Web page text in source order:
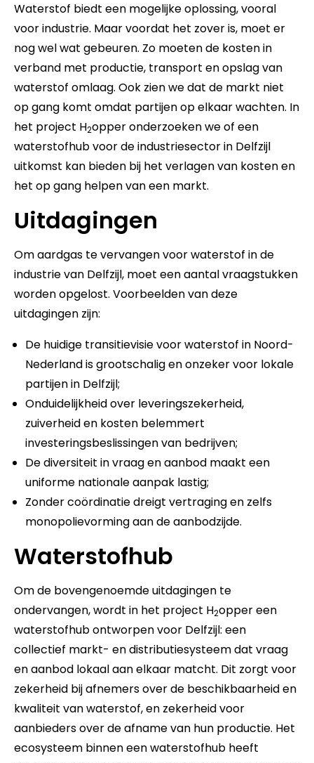
Waterstof biedt een mogelijke oplossing, vooral
voor industrie. Maar voordat het zover is, moet er
nog wel wat gebeuren. Zo moeten de kosten in
verband met productie, transport en opslag van
waterstof omlaag. Ook zien we dat de markt niet
op gang komt omdat partijen op elkaar wachten. In
het project H2opper onderzoeken we of een
waterstofhub voor de industriesector in Delfzijl
uitkomst kan bieden bij het verlagen van kosten en
het op gang helpen van een markt.
Uitdagingen
Om aardgas te vervangen voor waterstof in de
industrie van Delfzijl, moet een aantal vraagstukken
worden opgelost. Voorbeelden van deze
uitdagingen zijn:
De huidige transitievisie voor waterstof in Noord-
Nederland is grootschalig en onzeker voor lokale
partijen in Delfzijl;
Onduidelijkheid over leveringszekerheid,
zuiverheid en kosten belemmert
investeringsbeslissingen van bedrijven;
De diversiteit in vraag en aanbod maakt een
uniforme nationale aanpak lastig;
Zonder coördinatie dreigt vertraging en zelfs
monopolievorming aan de aanbodzijde.
Waterstofhub
Om de bovengenoemde uitdagingen te
ondervangen, wordt in het project H2opper een
waterstofhub ontworpen voor Delfzijl: een
collectief markt- en distributiesysteem dat vraag
en aanbod lokaal aan elkaar matcht. Dit zorgt voor
zekerheid bij afnemers over de beschikbaarheid en
kwaliteit van waterstof, en zekerheid voor
aanbieders over de afname van hun productie. Het
ecosysteem binnen een waterstofhub heeft